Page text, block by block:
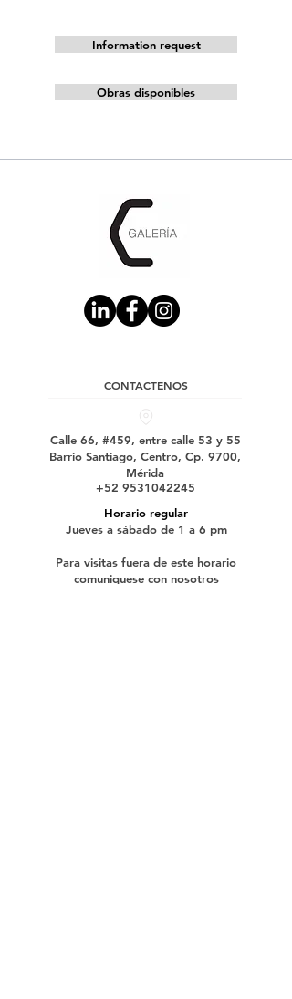
Information request
Obras disponibles
CONTACTENOS
Calle 66, #459, entre calle 53 y 55
Barrio Santiago, Centro, Cp. 9700,
Mérida
+52 9531042245
Horario regular
Jueves a sábado de 1 a 6 pm
Para visitas fuera de este horario
comuniquese con nosotros